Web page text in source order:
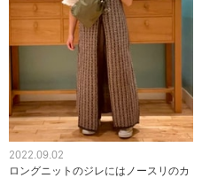
2022.09.02
ロングニットのジレにはノースリのカ